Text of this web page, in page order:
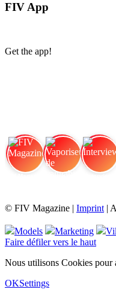
FIV App
Get the app!
© FIV Magazine | Imprint |
Models Marketing
Faire défiler vers le haut
Nous utilisons Cookies pour
OKSettings